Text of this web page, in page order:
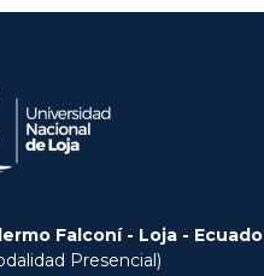
Falconí - Loja -
Presencial)